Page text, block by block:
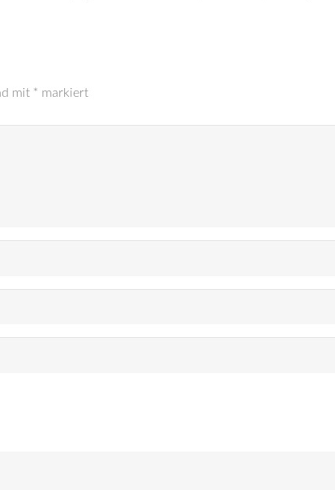
mit * markiert